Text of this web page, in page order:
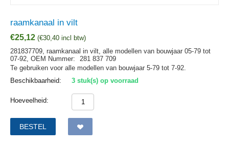
raamkanaal in vilt
€25,12 (€30,40 incl btw)
281837709, raamkanaal in vilt, alle modellen van bouwjaar 05-79 tot
07-92, OEM Nummer:
281 837 709
Te gebruiken voor alle modellen van bouwjaar 5-79 tot 7-92.
Beschikbaarheid:
3 stuk(s) op voorraad
Hoeveelheid:
BESTEL